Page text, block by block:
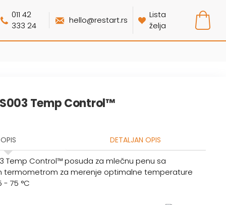
011 42
333 24
hello@restart.rs
Lista
želja
Temp Control™
OPIS DETALJAN OPIS
Temp Control™ posuda za mlečnu penu sa
termometrom za merenje optimalne temperature
- 75 °C